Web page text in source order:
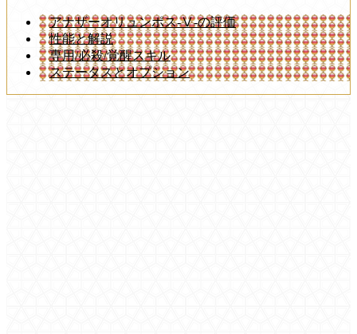
アナザーオリュンポス-Ⅴ-の評価
性能と解説
専用/必殺/覚醒スキル
ステータスとオプション